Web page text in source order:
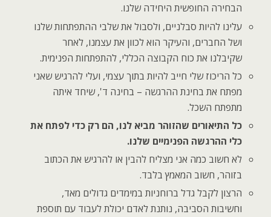
הבחירה החופשית היחידה שלנו.
עלינו להיות סבלניים, ולסבול את שלבי ההתפתחות שלנו
ושל החברים, והעיקר הוא לכוון את עצמנו, לאחר
שקיבלנו את כוח הקבוצה הכללי, להתפתחות הפנימית.
כל הריכוז שלי חייב להיות בתוך עצמי, ועלי להרגיש שאני
מפתח את בחינת ההרגשה – בחינה ד', שיחד איתה
מתפתח השכל.
כל התיאורים שהזוהר מביא לנו, הם רק כדי לפתח את
כלי ההרגשה הפנימיים שלנו.
לא חשוב כמה אני מצליח להבין או להרגיש את הכתוב
בזוהר, חשוב המאמץ בלבד.
הרצון לקבל גדל ברוחניות במימדים גדולים מאד,
וחשיבות הסביבה, נותנת לאדם יכולת לעבוד עם תוספת